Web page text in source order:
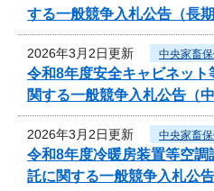
する一般競争入札公告（長期
2026年3月2日更新 中央家畜
令和8年度安全キャビネッ
関する一般競争入札公告（
2026年3月2日更新 中央家畜
令和8年度冷暖房装置等空
託に関する一般競争入札公